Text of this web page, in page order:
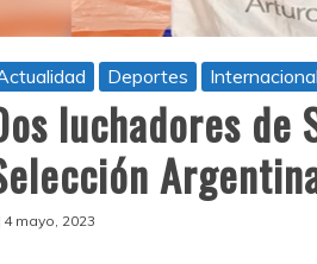
Deportes Internacional
luchadores de
4 mayo, 2023